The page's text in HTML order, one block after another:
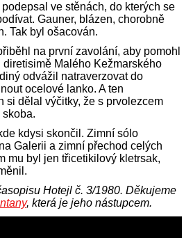
ve stěnách, do kterých se
Gauner, blázen, chorobně
Tak byl ošacován.
na první zavolání, aby pomohl
Malého Kežmarského
odvážil natraverzovat do
ocelové lanko. A ten
si dělal výčitky, že s prvolezcem
kdysi skončil. Zimní sólo
Galerii a zimní přechod celých
mu byl jen třicetikilový kletrsak,
Hotejl č. 3/1980. Děkujeme
, která je jeho nástupcem.